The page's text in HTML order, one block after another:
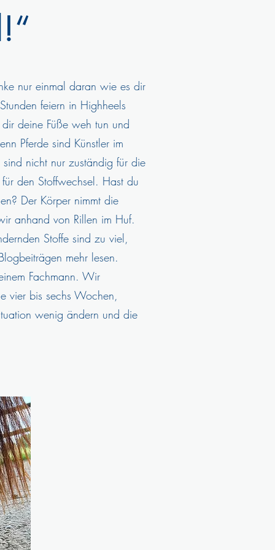
nur einmal daran wie es dir
feiern in Highheels
deine Füße weh tun und
Pferde sind Künstler im
nicht nur zuständig für die
den Stoffwechsel. Hast du
Der Körper nimmt die
anhand von Rillen im Huf.
Stoffe sind zu viel,
mehr lesen.
Fachmann. Wir
vier bis sechs Wochen,
wenig ändern und die